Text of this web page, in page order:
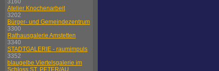
3160
Atelier Knochenarbeit
3202
Bürger- und Gemeindezentrum
3300
Rathausgalerie Amstetten
3340
STADTGALERIE - raumimpuls
3352
blaugelbe Viertelsgalerie im
Schloss ST. PETER/AU